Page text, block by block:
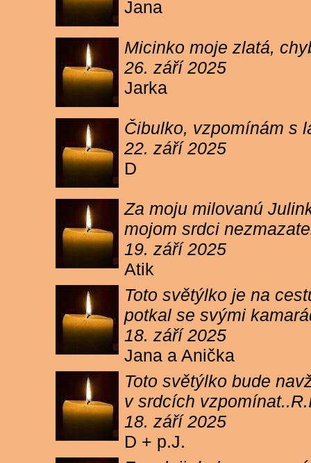
Jana
Micinko moje zlatá,
26. září 2025
Jarka
Čibulko, vzpomínám s
22. září 2025
D
Za moju milovanú
mojom srdci
19. září 2025
Atik
Toto světýlko je na
potkal se svými
18. září 2025
Jana a Anička
Toto světýlko bude
v srdcích
18. září 2025
D + p.J.